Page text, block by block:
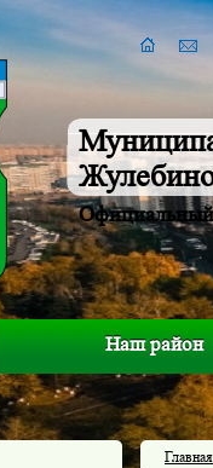
Официальный
Наш район
Главная